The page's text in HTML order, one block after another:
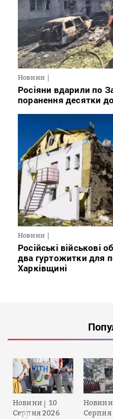
Новини
Росіяни вдарили по
поранення десятки
Новини
Російські військові
два гуртожитки для
Харківщині
Новини
10
Серпня 2026
Новини
Серпня